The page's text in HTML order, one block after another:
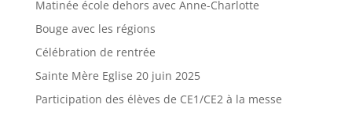
Matinée école dehors avec Anne-Charlotte
Bouge avec les régions
Célébration de rentrée
Sainte Mère Eglise 20 juin 2025
Participation des élèves de CE1/CE2 à la messe